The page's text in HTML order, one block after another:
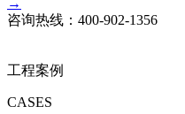
→
咨询热线： 400-902-1356
工程案例
CASES